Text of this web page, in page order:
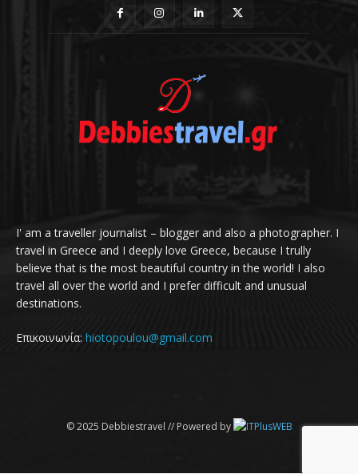
I' am a traveller journalist – blogger and also a photographer. I
travel in Greece and I deeply love Greece, because I trully
believe that is the most beautiful country in the world! I also
travel all over the world and I prefer difficult and unusual
destinations.
Επικοινωνία: hiotopoulou@gmail.com
© 2025 Debbiestravel // Powered by